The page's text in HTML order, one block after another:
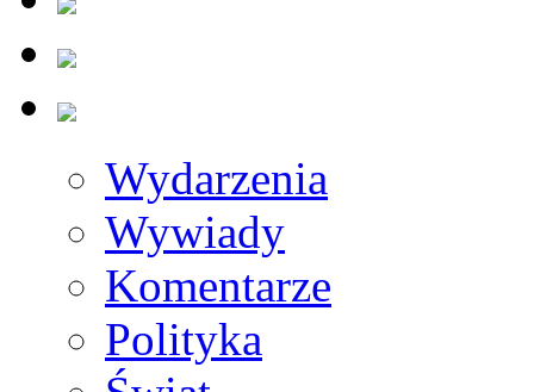
Wydarzenia
Wywiady
Komentarze
Polityka